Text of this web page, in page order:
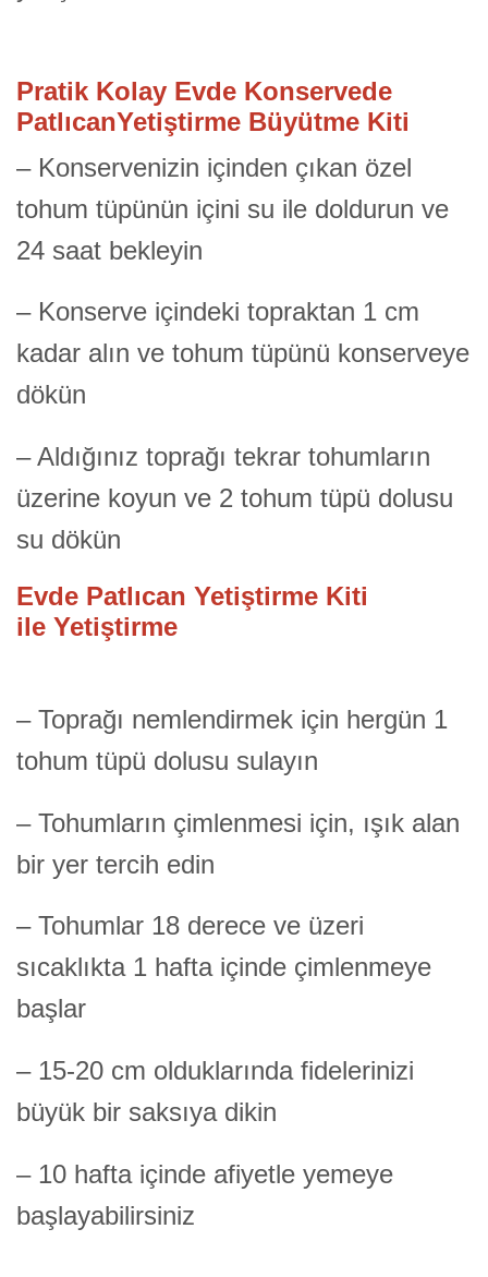
Pratik Kolay Evde Konservede
PatlıcanYetiştirme Büyütme Kiti
– Konservenizin içinden çıkan özel
tohum tüpünün içini su ile doldurun ve
24 saat bekleyin
– Konserve içindeki topraktan 1 cm
kadar alın ve tohum tüpünü konserveye
dökün
– Aldığınız toprağı tekrar tohumların
üzerine koyun ve 2 tohum tüpü dolusu
su dökün
Evde Patlıcan Yetiştirme Kiti
ile Yetiştirme
– Toprağı nemlendirmek için hergün 1
tohum tüpü dolusu sulayın
– Tohumların çimlenmesi için, ışık alan
bir yer tercih edin
– Tohumlar 18 derece ve üzeri
sıcaklıkta 1 hafta içinde çimlenmeye
başlar
– 15-20 cm olduklarında fidelerinizi
büyük bir saksıya dikin
– 10 hafta içinde afiyetle yemeye
başlayabilirsiniz